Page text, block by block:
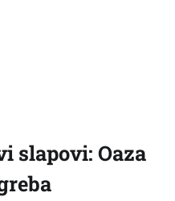
slapovi: Oaza